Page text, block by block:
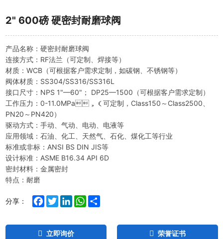
2" 600磅 硬密封耐磨球阀
产品名称：硬密封耐磨球阀
连接方式：RF法兰（可定制、焊接等）
材质：WCB（可根据客户需求定制，如碳钢、不锈钢等）
阀体材质：SS304/SS316/SS316L
接口尺寸：NPS 1"—60"； DP25—1500（可根据客户需求定制）
工作压力：0-11.0MPa，（可定制，Class150～Class2500、
PN20～PN420）
驱动方式：手动、气动、电动、电液等
应用领域：石油、化工、天然气、石化、煤化工等行业
标准或非标：ANSI BS DIN JIS等
设计标准：ASME B16.34 API 6D
密封材料：金属密封
特点：耐磨
分享： Facebook
TwitterLinkedInWhatsApp
Share
立即询价 荣誉证书